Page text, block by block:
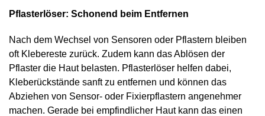
Pflasterlöser: Schonend beim Entfernen
Nach dem Wechsel von Sensoren oder Pflastern bleiben
oft Klebereste zurück. Zudem kann das Ablösen der
Pflaster die Haut belasten. Pflasterlöser helfen dabei,
Kleberückstände sanft zu entfernen und können das
Abziehen von Sensor- oder Fixierpflastern angenehmer
machen. Gerade bei empfindlicher Haut kann das einen